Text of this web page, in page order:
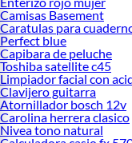
Camisas Basement
Caratulas para
Perfect blue
Capibara de peluche
Toshiba satellite c45
Limpiador facial con
Clavijero guitarra
Atornillador bosch 12v
Carolina herrera clasico
Nivea tono natural